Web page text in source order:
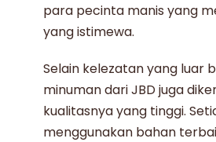
para pecinta manis yang
yang istimewa.
Selain kelezatan yang luar
minumandari JBD juga
kualitasnya yang tinggi.
menggunakan bahan